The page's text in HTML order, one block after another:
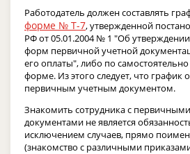
Работодатель должен составлять
форме № Т-7, утвержденной
РФ от 05.01.2004 № 1 "Об
форм первичной учетной
его оплаты", либо по
форме. Из этого следует, что график
первичным учетным документом.
Знакомить сотрудника с
документами не является
исключением случаев, прямо
(знакомство с различными